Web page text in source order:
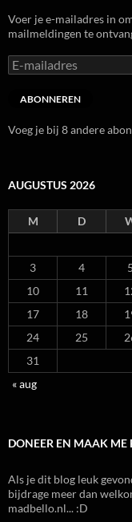
Voer je e-mailadres in
mailmeldingen te
E-
mailadres
ABONNEREN
Voeg je bij 8 andere
AUGUSTUS 2026
M D
3
4 5
10
11
17
18
24
25
31
« aug
DONEER EN MAAK ME
Als je dit blog leuk
bijdrage meer dan
madbello.nl... :D